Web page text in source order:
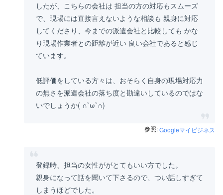
したが、こちらの会社は 担当の方の対応もスムーズ
で、現場には直接言えないような相談も 親身に対応
してくださり、今までの派遣会社と比較しても かな
り現場作業者との距離が近い 良い会社であると感じ
ています。
低評価をしている方々は、おそらく自身の現場対応力
の無さを派遣会社の落ち度と勘違いしているのではな
いでしょうか( ∩ˇωˇ∩)
参照:Googleマイビジネス
登録時、担当の女性ががとてもいい方でした。
親身になって話を聞いて下さるので、つい話しすぎて
しまうほどでした。